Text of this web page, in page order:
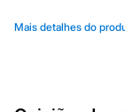
Cintas e
Meias
Mais detalhes do